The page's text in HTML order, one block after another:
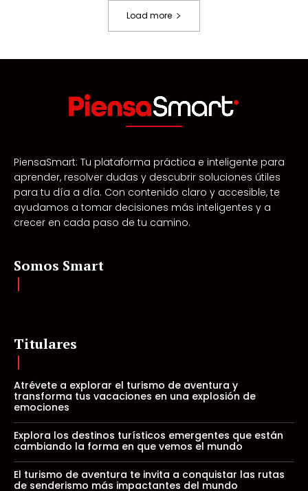
Load more
PiensaSmart: Tu plataforma práctica e inteligente para
aprender, resolver dudas y descubrir soluciones útiles
para tu día a día. Con contenido claro y accesible, te
ayudamos a tomar decisiones más inteligentes y a
crecer en cada paso de tu camino.
Somos Smart
Titulares
Atrévete a explorar el turismo de aventura y
transforma tus vacaciones en una explosión de
emociones
Explora los destinos turísticos emergentes que están
cambiando la forma en que vemos el mundo
El turismo de aventura te invita a conquistar las rutas
de senderismo más impactantes del mundo